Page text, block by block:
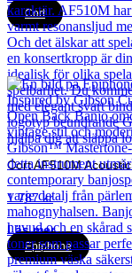
Cort
Cort AF510M
1 787kr
Läs mer
Epiphone